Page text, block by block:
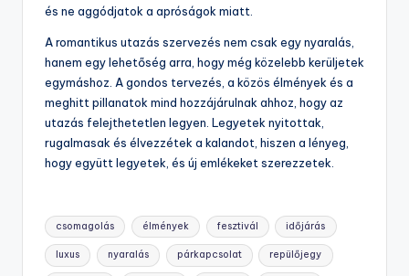
és ne aggódjatok a apróságok miatt.
A romantikus utazás szervezés nem csak egy nyaralás,
hanem egy lehetőség arra, hogy még közelebb kerüljetek
egymáshoz. A gondos tervezés, a közös élmények és a
meghitt pillanatok mind hozzájárulnak ahhoz, hogy az
utazás felejthetetlen legyen. Legyetek nyitottak,
rugalmasak és élvezzétek a kalandot, hiszen a lényeg,
hogy együtt legyetek, és új emlékeket szerezzetek.
Tags:
csomagolás élmények fesztivál időjárás
luxus nyaralás párkapcsolat repülőjegy